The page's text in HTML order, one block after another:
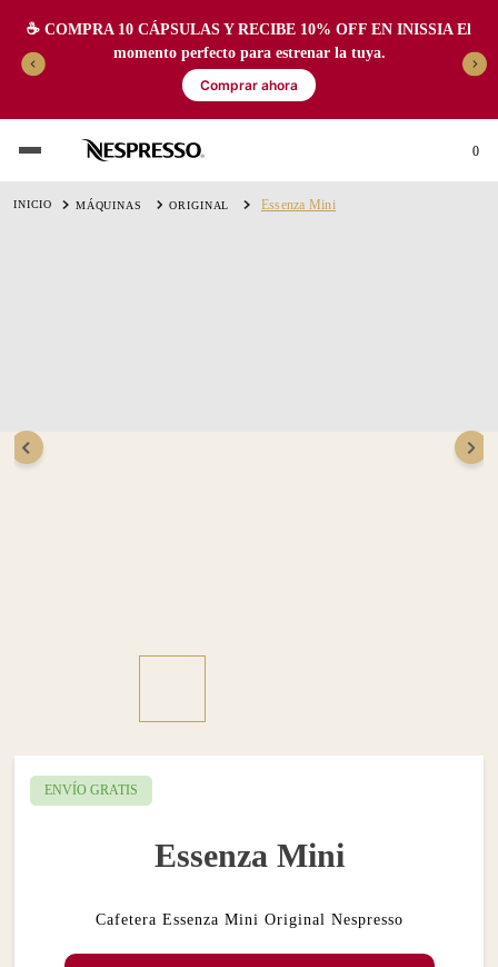
☕️ COMPRA 10 CÁPSULAS Y RECIBE 10% OFF EN INISSIA El
momento perfecto para estrenar la tuya.
Comprar ahora
0
MÁQUINAS ORIGINAL Essenza Mini
ENVÍO GRATIS
Essenza Mini
Cafetera Essenza Mini Original Nespresso